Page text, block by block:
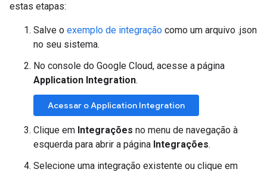
estas etapas:
Salve o exemplo de integração como um arquivo .json
no seu sistema.
No console do Google Cloud, acesse a página
Application Integration.
Acessar o Application Integration
Clique em Integrações no menu de navegação à
esquerda para abrir a página Integrações.
Selecione uma integração existente ou clique em